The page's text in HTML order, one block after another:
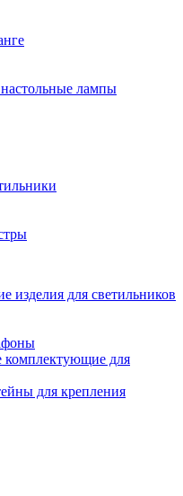
лампы
изделия для светильников
комплектующие для
для крепления